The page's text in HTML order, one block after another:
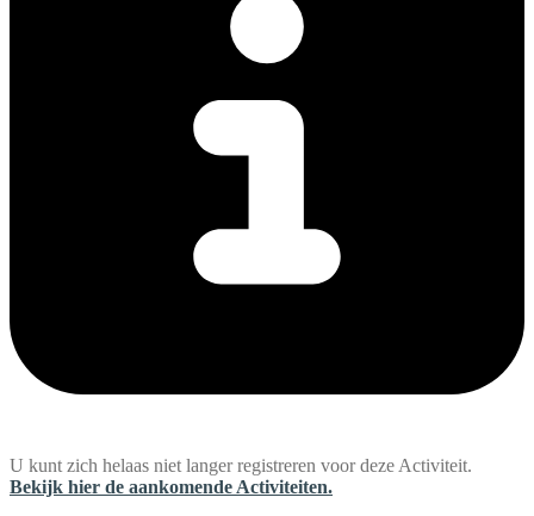
U kunt zich helaas niet langer registreren voor deze Activiteit.
Bekijk hier de aankomende Activiteiten.